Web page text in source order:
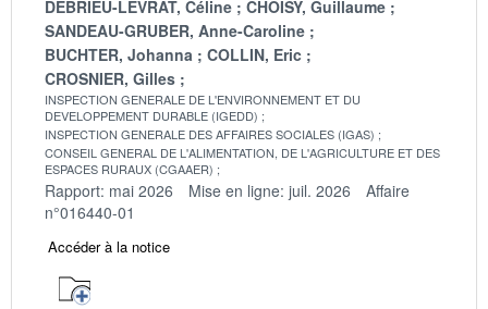
DEBRIEU-LEVRAT, Céline
CHOISY, Guillaume
SANDEAU-GRUBER, Anne-Caroline
BUCHTER, Johanna
COLLIN, Eric
CROSNIER, Gilles
INSPECTION GENERALE DE L'ENVIRONNEMENT ET DU
DEVELOPPEMENT DURABLE (IGEDD)
INSPECTION GENERALE DES AFFAIRES SOCIALES (IGAS)
CONSEIL GENERAL DE L'ALIMENTATION, DE L'AGRICULTURE ET DES
ESPACES RURAUX (CGAAER)
Rapport: mai 2026 Mise en ligne: juil. 2026
Affaire
n°016440-01
Accéder à la notice